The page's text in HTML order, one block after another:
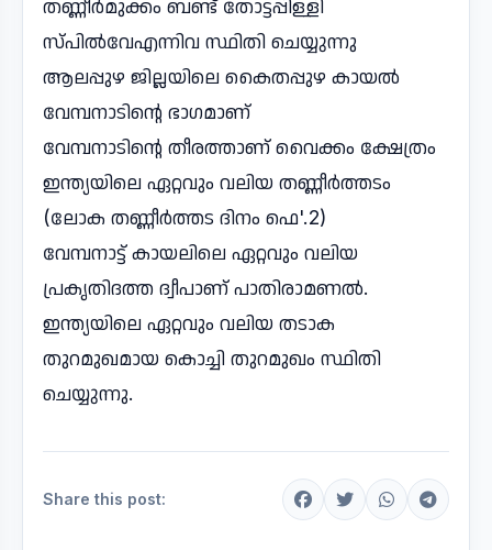
തണ്ണീർമുക്കം ബണ്ട് തോട്ടപ്പിള്ളി
സ്പിൽവേഎന്നിവ സ്ഥിതി ചെയ്യുന്നു
ആലപ്പുഴ ജില്ലയിലെ കൈതപ്പുഴ കായൽ
വേമ്പനാടിന്റെ ഭാഗമാണ്
വേമ്പനാടിന്റെ തീരത്താണ് വൈക്കം ക്ഷേത്രം
ഇന്ത്യയിലെ ഏറ്റവും വലിയ തണ്ണീർത്തടം
(ലോക തണ്ണീർത്തട ദിനം ഫെ'.2)
വേമ്പനാട്ട് കായലിലെ ഏറ്റവും വലിയ
പ്രകൃതിദത്ത ദ്വീപാണ് പാതിരാമണൽ.
ഇന്ത്യയിലെ ഏറ്റവും വലിയ തടാക
തുറമുഖമായ കൊച്ചി തുറമുഖം സ്ഥിതി
ചെയ്യുന്നു.
Share this post: